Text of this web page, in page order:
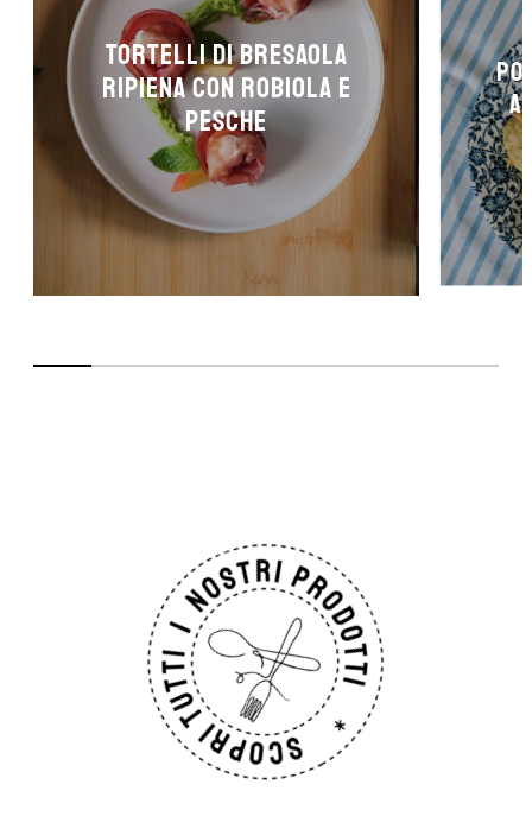
TORTELLI DI BRESAOLA
RIPIENA CON ROBIOLA E
PESCHE